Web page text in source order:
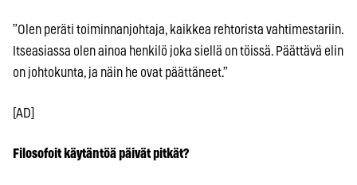
”Olen peräti toiminnanjohtaja, kaikkea rehtorista vahtimestariin.
Itseasiassa olen ainoa henkilö joka siellä on töissä. Päättävä elin
on johtokunta, ja näin he ovat päättäneet.”
[AD]
Filosofoit käytäntöä päivät pitkät?